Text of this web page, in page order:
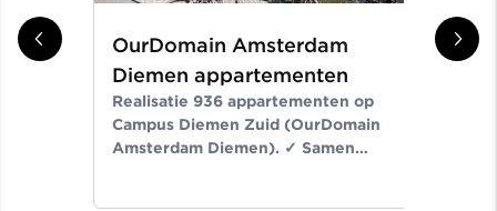
OurDomain Amsterdam
Diemen appartementen
Realisatie 936 appartementen op
Campus Diemen Zuid (OurDomain
Amsterdam Diemen). ✓ Samen